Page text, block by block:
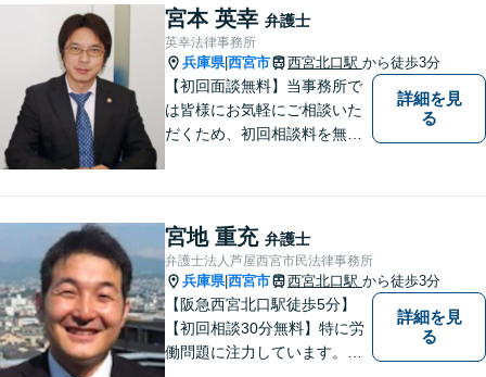
うぞ一人で抱え込まず、お気
軽にご相談ください。
宮本 英幸 弁護士
英幸法律事務所
兵庫県|西宮市 西宮北口駅 から徒歩3分
【初回面談無料】当事務所で
は皆様にお気軽にご相談いた
だくため、初回相談料を無料
女問題／建築問題など、貴方
にとって最善の解決に向けて
尽力します。【当日／夜間対
応可】
詳細を見
る
宮地 重充 弁護士
弁護士法人芦屋西宮市民法律事務所
兵庫県|西宮市 西宮北口駅 から徒歩3分
【阪急西宮北口駅徒歩5分】
【初回相談30分無料】特に労
働問題に注力しています。残
詳細を見
る